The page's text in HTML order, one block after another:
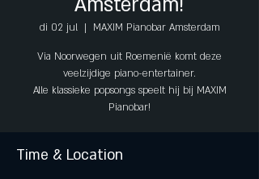
di 02 jul
  |
MAXIM Pianobar Amsterdam
Via Noorwegen uit Roemenië komt deze
veelzijdige piano-entertainer.
Alle klassieke popsongs speelt hij bij MAXIM
Pianobar!
Time & Location